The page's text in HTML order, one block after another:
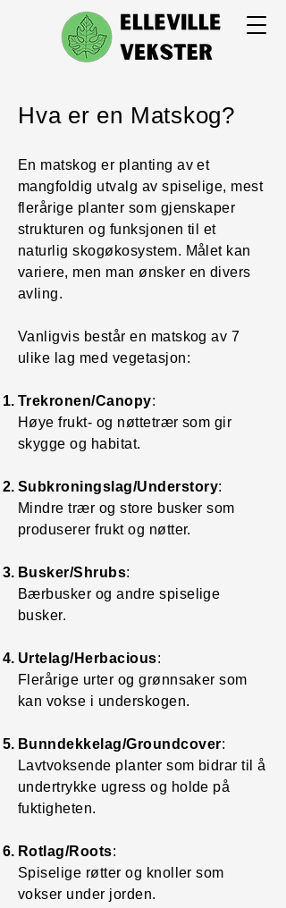
Hva er en Matskog?
En matskog er planting av et
mangfoldig utvalg av spiselige, mest
flerårige planter som gjenskaper
strukturen og funksjonen til et
naturlig skogøkosystem. Målet kan
variere, men man ønsker en divers
avling.
Vanligvis består en matskog av 7
ulike lag med vegetasjon:
Trekronen/Canopy:
Høye frukt- og nøttetrær som gir
skygge og habitat.
Subkroningslag/Understory:
Mindre trær og store busker som
produserer frukt og nøtter.
Busker/Shrubs:
Bærbusker og andre spiselige
busker.
Urtelag/Herbacious:
Flerårige urter og grønnsaker som
kan vokse i underskogen.
Bunndekkelag/Groundcover:
Lavtvoksende planter som bidrar til å
undertrykke ugress og holde på
fuktigheten.
Rotlag/Roots:
Spiselige røtter og knoller som
vokser under jorden.